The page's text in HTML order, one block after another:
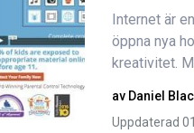
Dela den här
Twitter Facebook
Internet är
öppna nya
kreativitet.
av Daniel
Uppdaterad